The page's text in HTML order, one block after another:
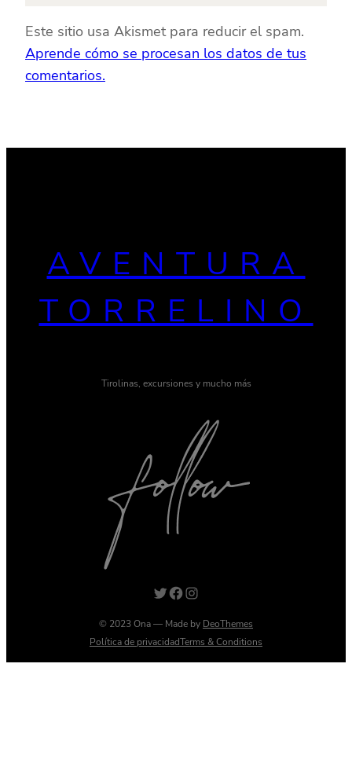
Este sitio usa Akismet para reducir el spam.
Aprende cómo se procesan los datos de tus
comentarios.
AVENTURA
TORRELINO
Tirolinas, excursiones y mucho más
Twitter Facebook Instagram
© 2023 Ona — Made by DeoThemes
Política de privacidadTerms & Conditions